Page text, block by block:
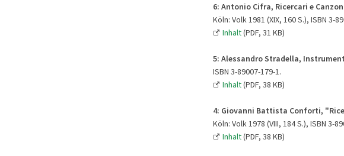
6: Antonio Cifra, Ricercari e
Köln: Volk 1981 (XIX, 160 S.), ISBN 3-
Inhalt(PDF, 31 KB)
5: Alessandro Stradella,
ISBN 3-89007-179-1.
Inhalt(PDF, 38 KB)
4: Giovanni Battista Conforti,
Köln: Volk 1978 (VIII, 184 S.), ISBN 3-
Inhalt(PDF, 38 KB)